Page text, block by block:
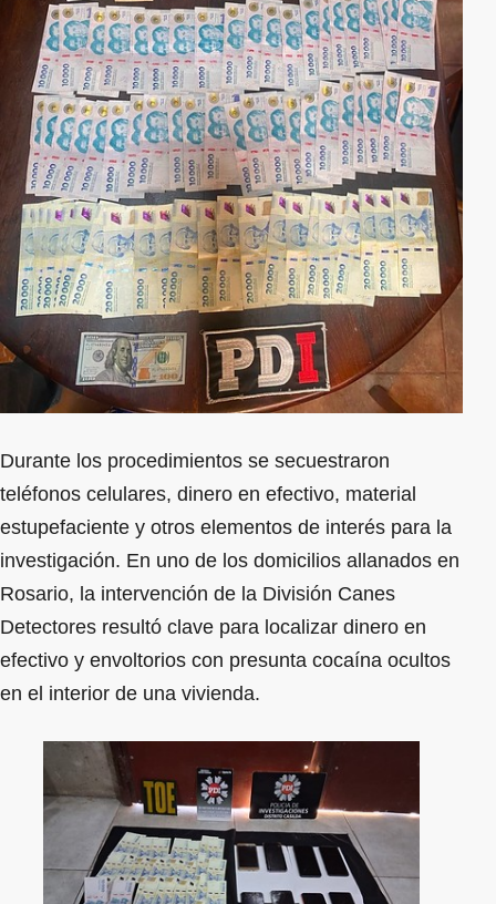
Durante los procedimientos se secuestraron
teléfonos celulares, dinero en efectivo, material
estupefaciente y otros elementos de interés para la
investigación. En uno de los domicilios allanados en
Rosario, la intervención de la División Canes
Detectores resultó clave para localizar dinero en
efectivo y envoltorios con presunta cocaína ocultos
en el interior de una vivienda.